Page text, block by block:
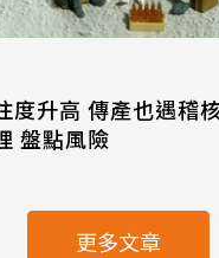
度升高 傳產也遇稽
盤點風險
更多文章